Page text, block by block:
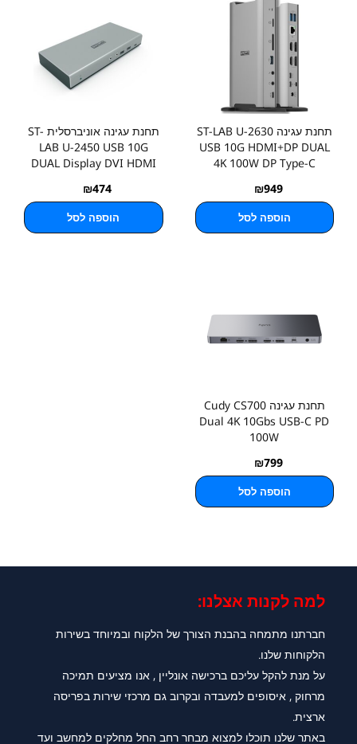
תחנת עגינה ST-LAB U-2630
USB 10G HDMI+DP DUAL
4K 100W DP Type-C
₪949
הוספה לסל
תחנת עגינה אוניברסלית ST-
LAB U-2450 USB 10G
DUAL Display DVI HDMI
₪474
הוספה לסל
תחנת עגינה Cudy CS700
Dual 4K 10Gbs USB-C PD
100W
₪799
הוספה לסל
למה לקנות אצלנו:​
חברתנו מתמחה בהבנת הצורך של הלקוח ובמיוחד בשירות
הלקוחות שלנו.
על מנת להקל עליכם ברכישה אונליין , אנו מציעים תמיכה
מרחוק , איסופים למעבדה ובקרוב גם מרכזי שירות בפריסה
ארצית.
באתר שלנו תוכלו למצוא מבחר רחב החל מחלקים למחשב ועד